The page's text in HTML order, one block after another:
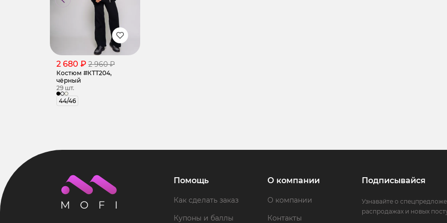
2 680 ₽ 2 960 ₽
Костюм #КТТ204,
чёрный
29 шт.
44/46
Помощь
Как сделать заказ
Купоны и баллы
О компании
О компании
Контакты
Подписывайся
Узнавайте о
распродажах и новых